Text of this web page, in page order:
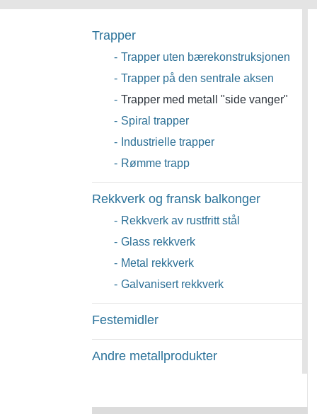
Trapper
- Trapper uten bærekonstruksjonen
- Trapper på den sentrale aksen
- Trapper med metall "side vanger"
- Spiral trapper
-
Industrielle trapper
- Rømme trapp
Rekkverk og fransk balkonger
- Rekkverk av rustfritt stål
- Glass rekkverk
- Metal rekkverk
- Galvanisert rekkverk
Festemidler
Andre metallprodukter